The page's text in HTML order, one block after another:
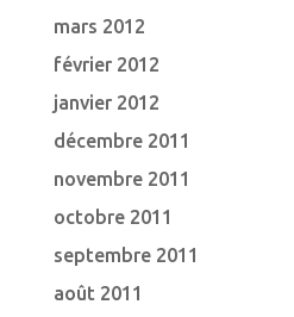
mars 2012
février 2012
janvier 2012
décembre 2011
novembre 2011
octobre 2011
septembre 2011
août 2011